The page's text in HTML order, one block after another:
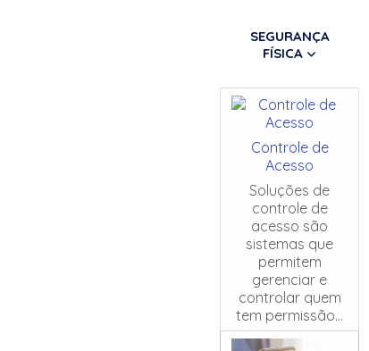
SEGURANÇA
FÍSICA
Controle de
Acesso
Soluções de
controle de
acesso são
sistemas que
permitem
gerenciar e
controlar quem
tem permissão...